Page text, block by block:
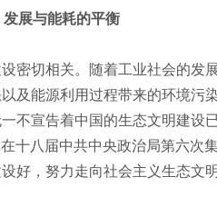
发展与能耗的平衡
密切相关。随着工业社会的发
及能源利用过程带来的环境污
不宣告着中国的生态文明建设已
十八届中共中央政治局第六次
，努力走向社会主义生态文